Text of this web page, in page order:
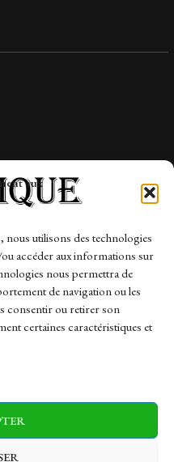
aux
nous utilisons des technologies
accéder aux informations sur
nous permettra de
de navigation ou les
consentir ou retirer son
certaines caractéristiques et
Politics
Sports Travel